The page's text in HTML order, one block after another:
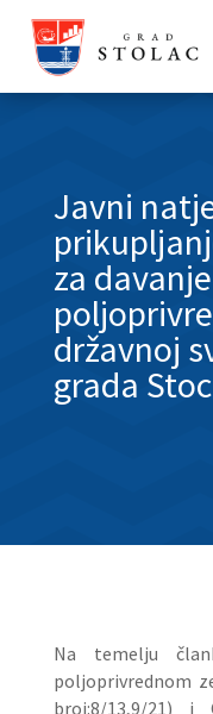
Javni
za
državnoj
grada
Na temelju
poljoprivrednom
broj:8/13,9/21) i